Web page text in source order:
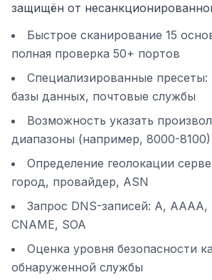
защищён от
Быстрое сканирование 15
полная проверка 50+ портов
Специализированные пресеты:
базы данных, почтовые службы
Возможность указать
диапазоны (например, 8000-8100)
Определение геолокации
город, провайдер, ASN
Запрос DNS-записей: A, AAAA,
CNAME, SOA
Оценка уровня безопасности
обнаруженной службы